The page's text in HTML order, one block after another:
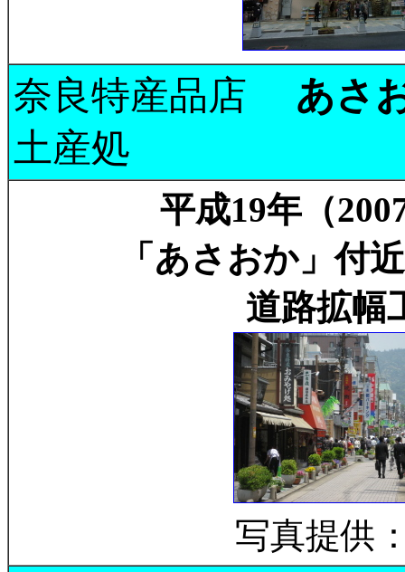
奈良特産品店 あさ
土産処
平成19年（
「あさおか」付
道路拡幅
写真提供